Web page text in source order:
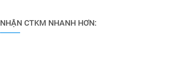
NHẬN CTKM NHANH HƠN: